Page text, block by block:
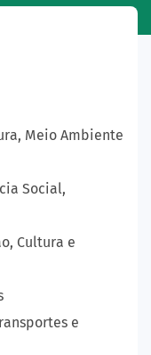
Meio Ambiente
Social,
Cultura e
e